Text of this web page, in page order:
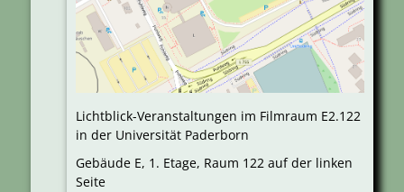
Lichtblick-Veranstaltungen im Filmraum E2.122
in der Universität Paderborn
Gebäude E, 1. Etage, Raum 122 auf der linken
Seite